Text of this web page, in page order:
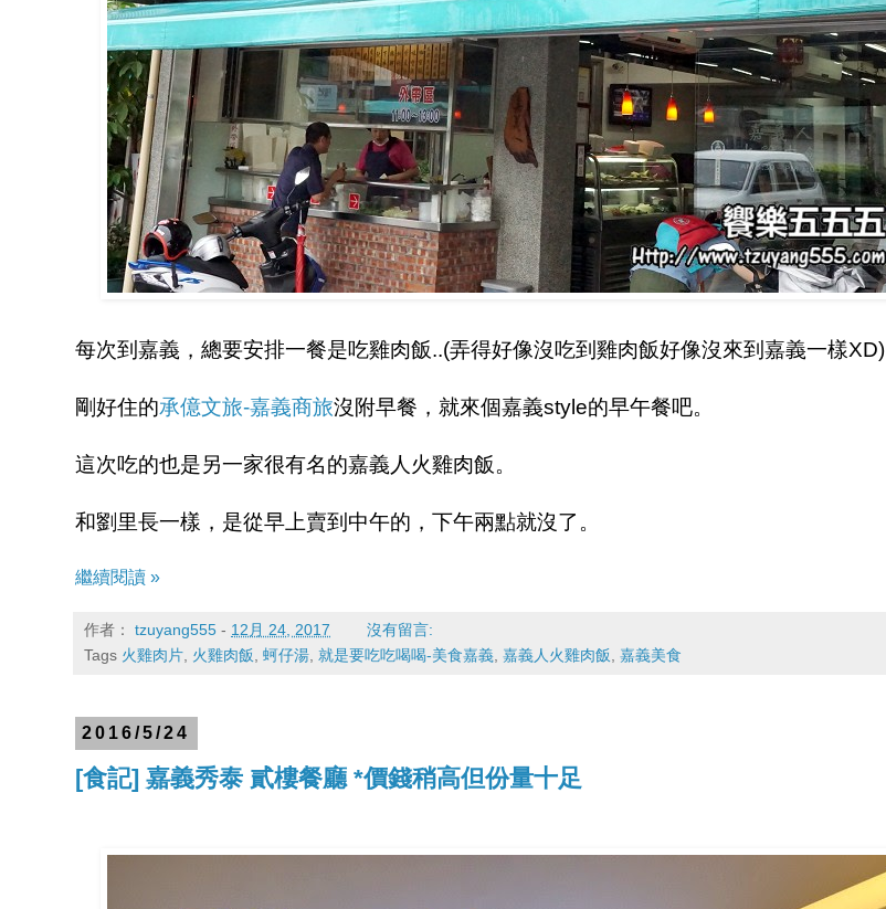
每次到嘉義，總要安排一餐是吃雞肉飯..(弄得好像沒吃到雞肉飯好像沒來到嘉義一樣XD)
剛好住的承億文旅-嘉義商旅沒附早餐，就來個嘉義style的早午餐吧。
這次吃的也是另一家很有名的嘉義人火雞肉飯。
和劉里長一樣，是從早上賣到中午的，下午兩點就沒了。
繼續閱讀 »
作者： tzuyang555 - 12月 24, 2017
沒有留言:
Tags 火雞肉片 火雞肉飯 蚵仔湯 就是要吃吃喝喝-美食嘉義 嘉義人火雞肉飯 嘉義美食
2016/5/24
[食記] 嘉義秀泰 貳樓餐廳 *價錢稍高但份量十足